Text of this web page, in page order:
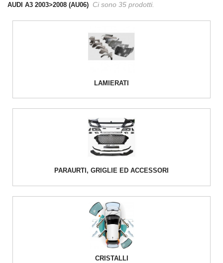
AUDI A3 2003>2008 (AU06) Ci sono 35 prodotti.
LAMIERATI
PARAURTI, GRIGLIE ED ACCESSORI
CRISTALLI